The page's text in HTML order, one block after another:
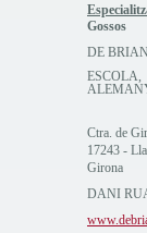
Gossos
DE
Ctra. de
17243 -
Girona
DANI